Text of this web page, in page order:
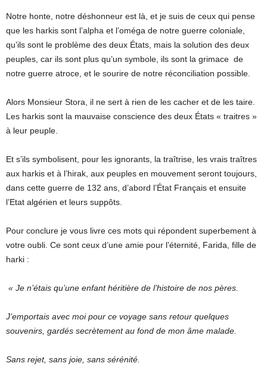
Notre honte, notre déshonneur est là, et je suis de ceux qui pense
que les harkis sont l’alpha et l’oméga de notre guerre coloniale,
qu’ils sont le problème des deux États, mais la solution des deux
peuples, car ils sont plus qu’un symbole, ils sont la grimace de
notre guerre atroce, et le sourire de notre réconciliation possible.
Alors Monsieur Stora, il ne sert à rien de les cacher et de les taire.
Les harkis sont la mauvaise conscience des deux États « traitres »
à leur peuple.
Et s’ils symbolisent, pour les ignorants, la traîtrise, les vrais traîtres
aux harkis et à l’hirak, aux peuples en mouvement seront toujours,
dans cette guerre de 132 ans, d’abord l’État Français et ensuite
l’Etat algérien et leurs suppôts.
Pour conclure je vous livre ces mots qui répondent superbement à
votre oubli. Ce sont ceux d’une amie pour l’éternité, Farida, fille de
harki :
« Je n’étais qu’une enfant héritière de l’histoire de nos pères.
J’emportais avec moi pour ce voyage sans retour quelques
souvenirs, gardés secrètement au fond de mon âme malade.
Sans rejet, sans joie, sans sérénité.